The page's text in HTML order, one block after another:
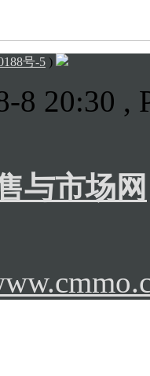
号-5 )
8 20:30 ,
与市场网